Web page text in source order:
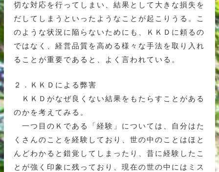
切な対応を行ってしまい、結果として大きな損失を
だしてしまうといったようなことが起こりうる。こ
のような状況に陥らないためにも、ＫＫＤに頼るの
ではなく、経営品質を高める様々な手法を取り入れ
ることが重要であると、よく言われている。
２．ＫＫＤによる弊害
ＫＫＤがなぜ良くない結果をもたらすことがある
のかを考えてみる。
一つ目のＫである「経験」については、自分はた
くさんのことを経験しており、世の中のことはほと
んどわかると錯覚してしまったり、昔に経験したこ
とが強く印象に残っており、現在の世の中にはミス